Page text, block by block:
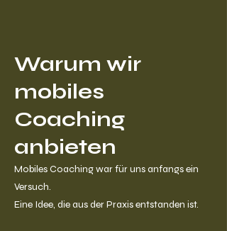
Warum wir
mobiles
Coaching
anbieten
Mobiles Coaching war für uns anfangs ein
Versuch.
Eine Idee, die aus der Praxis entstanden ist.